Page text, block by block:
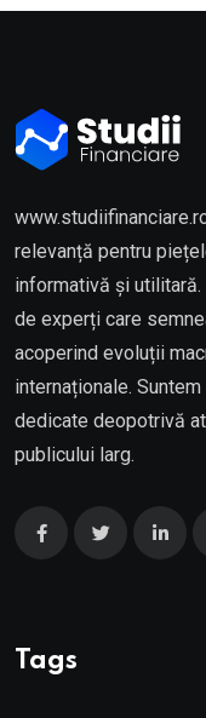
relevanță pentru
informativă și
de experți care
acoperind evoluții
internaționale.
dedicate deopotrivă
publicului larg.
Tags